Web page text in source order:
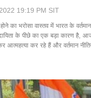
19:19 PM SIT
होने का भरोसा वास्तव में भारत के
के पीछे का एक बड़ा कारण है,
आत्महत्या कर रहे हैं और वर्तमान